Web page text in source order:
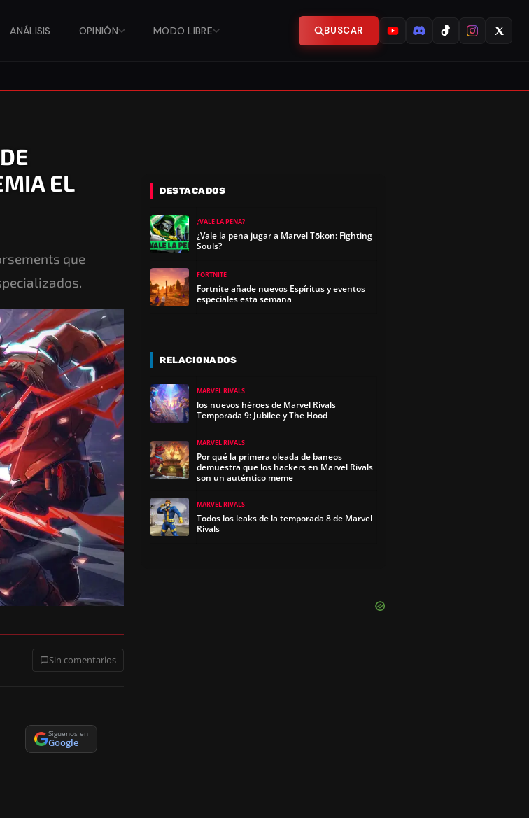
ANÁLISIS OPINIÓN MODO LIBRE BUSCAR
EL
que
Sin comentarios
Síguenos en
Google
DESTACADOS
¿VALE LA PENA?
¿Vale la pena jugar a Marvel Tōkon: Fighting
Souls?
FORTNITE
Fortnite añade nuevos Espíritus y eventos
especiales esta semana
RELACIONADOS
MARVEL RIVALS
los nuevos héroes de Marvel Rivals
Temporada 9: Jubilee y The Hood
MARVEL RIVALS
Por qué la primera oleada de baneos
demuestra que los hackers en Marvel Rivals
son un auténtico meme
MARVEL RIVALS
Todos los leaks de la temporada 8 de Marvel
Rivals